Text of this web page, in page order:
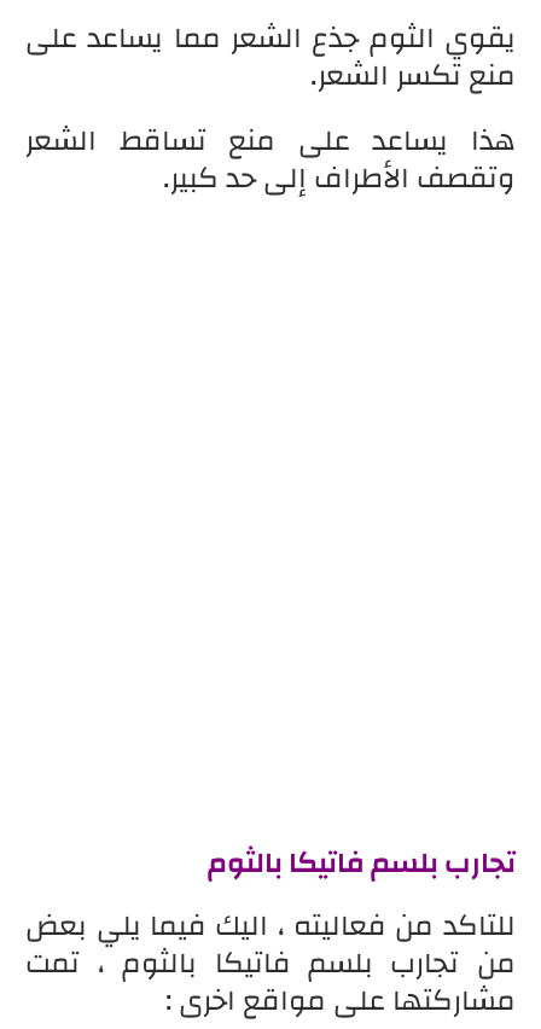
يقوي الثوم جذع الشعر مما يساعد على
منع تكسر الشعر.
هذا يساعد على منع تساقط الشعر
وتقصف الأطراف إلى حد كبير.
تجارب بلسم فاتيكا بالثوم
للتاكد من فعاليته ، اليك فيما يلي بعض
من تجارب بلسم فاتيكا بالثوم ، تمت
مشاركتها على مواقع اخرى :